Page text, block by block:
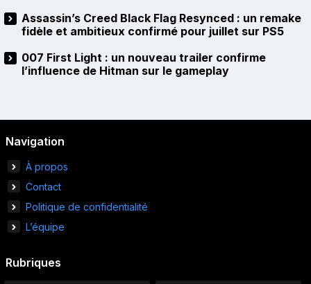
Assassin’s Creed Black Flag Resynced : un remake
fidèle et ambitieux confirmé pour juillet sur PS5
007 First Light : un nouveau trailer confirme
l’influence de Hitman sur le gameplay
Navigation
À propos
Contact
Politique de confidentialité
L’équipe
Rubriques